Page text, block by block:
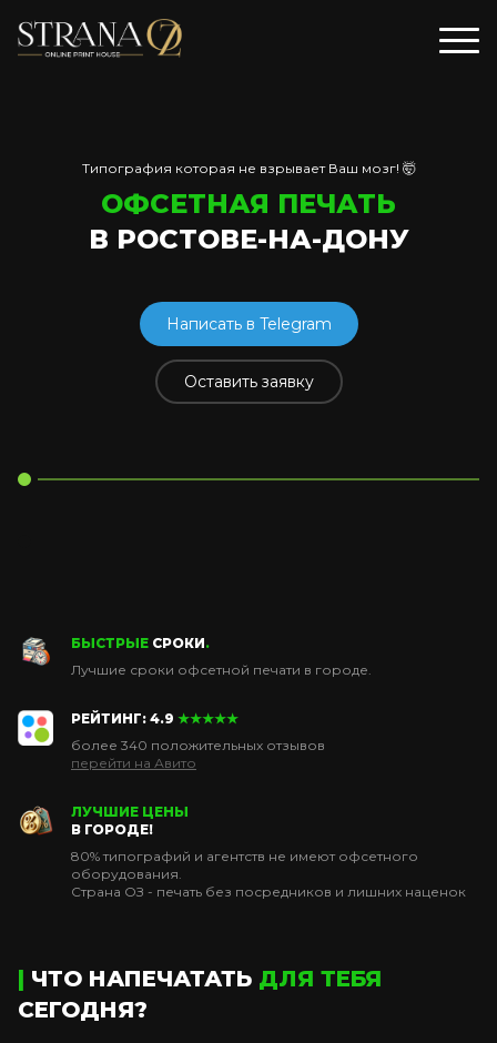
Типография которая не взрывает Ваш мозг! 🤯
ОФСЕТНАЯ ПЕЧАТЬ
В РОСТОВЕ-НА-ДОНУ
Написать в Telegram
Оставить заявку
БЫСТРЫЕ СРОКИ.
Лучшие сроки офсетной печати в городе.
РЕЙТИНГ: 4.9 ★★★★★
более 340 положительных отзывов
перейти на Авито
ЛУЧШИЕ ЦЕНЫ
В ГОРОДЕ!
80% типографий и агентств не имеют офсетного
оборудования.
Страна ОЗ - печать без посредников и лишних наценок
| ЧТО НАПЕЧАТАТЬ ДЛЯ ТЕБЯ
СЕГОДНЯ?